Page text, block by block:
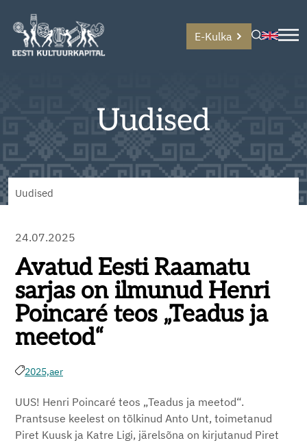
E-Kulka
Uudised
Uudised
24.07.2025
Avatud Eesti Raamatu
sarjas on ilmunud Henri
Poincaré teos „Teadus ja
meetod“
2025,aer
UUS! Henri Poincaré teos „Teadus ja meetod“.
Prantsuse keelest on tõlkinud Anto Unt, toimetanud
Piret Kuusk ja Katre Ligi, järelsõna on kirjutanud Piret